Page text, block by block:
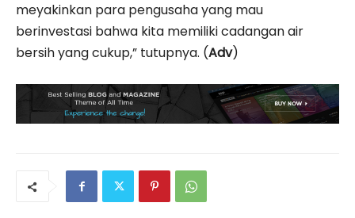
meyakinkan para pengusaha yang mau
berinvestasi bahwa kita memiliki cadangan air
bersih yang cukup,” tutupnya. (Adv)